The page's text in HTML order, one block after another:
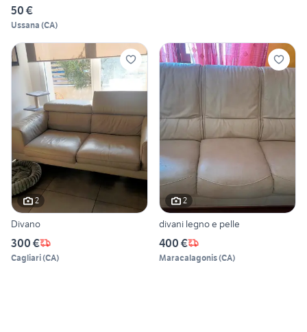
50 €
Ussana (CA)
2
Divano
300 €
Cagliari(CA)
2
divani legno e pelle
400 €
Maracalagonis(CA)